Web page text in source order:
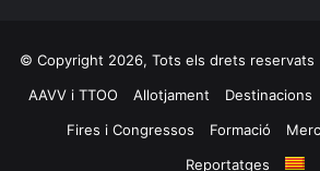
© Copyright 2026, Tots els drets
AAVV i TTOO
Allotjament Destinacions
Fires i Congressos
Formació
Reportatges